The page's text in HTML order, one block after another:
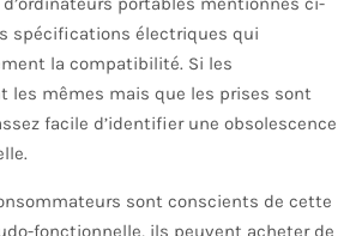
spécifications électriques qui
la compatibilité. Si les
les mêmes mais que les prises sont
facile d’identifier une obsolescence
sont conscients de cette
fonctionnelle, ils peuvent acheter de